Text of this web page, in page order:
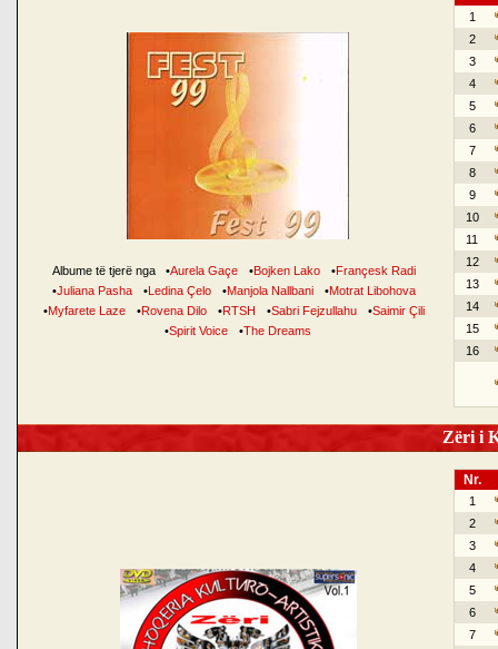
Albume të tjerë nga •Aurela Gaçe •Bojken Lako •Françesk Radi
•Juliana Pasha •Ledina Çelo •Manjola Nallbani •Motrat Libohova
•Myfarete Laze •Rovena Dilo •RTSH •Sabri Fejzullahu •Saimir Çili
•Spirit Voice •The Dreams
1
2
3
4
5
6
7
8
9
10
11
12
13
14
15
16
Zëri i
Nr.
1
2
3
4
5
6
7